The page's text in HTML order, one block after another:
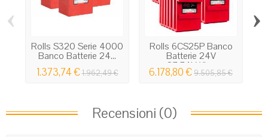
Rolls S320 Serie 4000
Banco Batterie 24...
1.373,74 €1.962,49 €
Rolls 6CS25P Banco
Batterie 24V
27.74kWh...
6.178,80 €9.505,85 €
‹ ›
Recensioni (0)